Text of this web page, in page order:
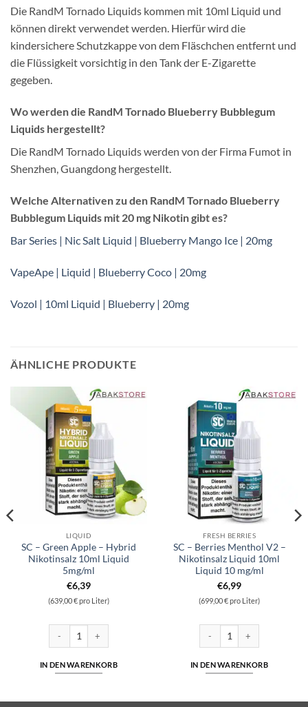
Die RandM Tornado Liquids kommen mit 10ml Liquid und
können direkt verwendet werden. Hierfür wird die
kindersichere Schutzkappe von dem Fläschchen entfernt und
die Flüssigkeit vorsichtig in den Tank der E-Zigarette
gegeben.
Wo werden die RandM Tornado Blueberry Bubblegum
Liquids hergestellt?
Die RandM Tornado Liquids werden von der Firma Fumot in
Shenzhen, Guangdong hergestellt.
Welche Alternativen zu den RandM Tornado Blueberry
Bubblegum Liquids mit 20 mg Nikotin gibt es?
Bar Series | Nic Salt Liquid | Blueberry Mango Ice | 20mg
VapeApe | Liquid | Blueberry Coco | 20mg
Vozol | 10ml Liquid | Blueberry | 20mg
ÄHNLICHE PRODUKTE
LIQUID
SC – Green Apple – Hybrid
Nikotinsalz 10ml Liquid
5mg/ml
€6,39
(639,00 € pro Liter)
SC - Green Apple - Hybrid Nikotinsalz 10ml Liquid 5mg/ml Menge
IN DEN WARENKORB
FRESH BERRIES
SC – Berries Menthol V2 –
Nikotinsalz Liquid 10ml
Liquid 10 mg/ml
€6,99
(699,00 € pro Liter)
SC - Berries Menthol V2 -
IN DEN WARENKORB
10ml Liquid 5mg/ml Menge